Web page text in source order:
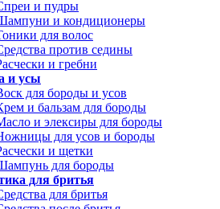
и пудры
и кондиционеры
для волос
против седины
и гребни
и усы
для бороды и усов
и бальзам для бороды
и элексиры для бороды
для усов и бороды
и щетки
для бороды
для бритья
для бритья